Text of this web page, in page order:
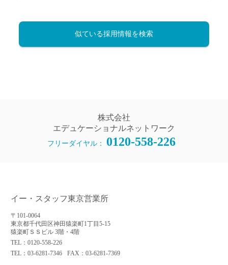
似ている採用情報を検索
株式会社
エデュケーショナルネットワーク
フリーダイヤル： 0120-558-226
イー・スタッフ東京営業所
〒101-0064
東京都千代田区神田猿楽町1丁目5-15
猿楽町ＳＳビル 3階・4階
TEL：0120-558-226
TEL：03-6281-7346
FAX：03-6281-7369